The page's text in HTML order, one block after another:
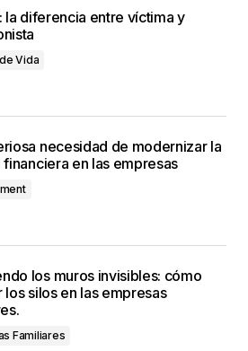
la diferencia entre víctima y
Vida
necesidad de modernizar la
financiera en las empresas
los muros invisibles: cómo
los silos en las empresas
Familiares